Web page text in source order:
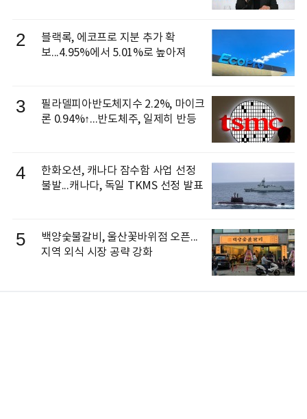
2
블랙록, 에코프로 지분 추가 확
보...4.95%에서 5.01%로 높아져
3
필라델피아반도체지수 2.2%, 마이크
론 0.94%↑...반도체주, 일제히 반등
4
한화오션, 캐나다 잠수함 사업 선정
불발...캐나다, 독일 TKMS 선정 발표
5
백양숯불갈비, 울산꽃바위점 오픈...
지역 외식 시장 공략 강화